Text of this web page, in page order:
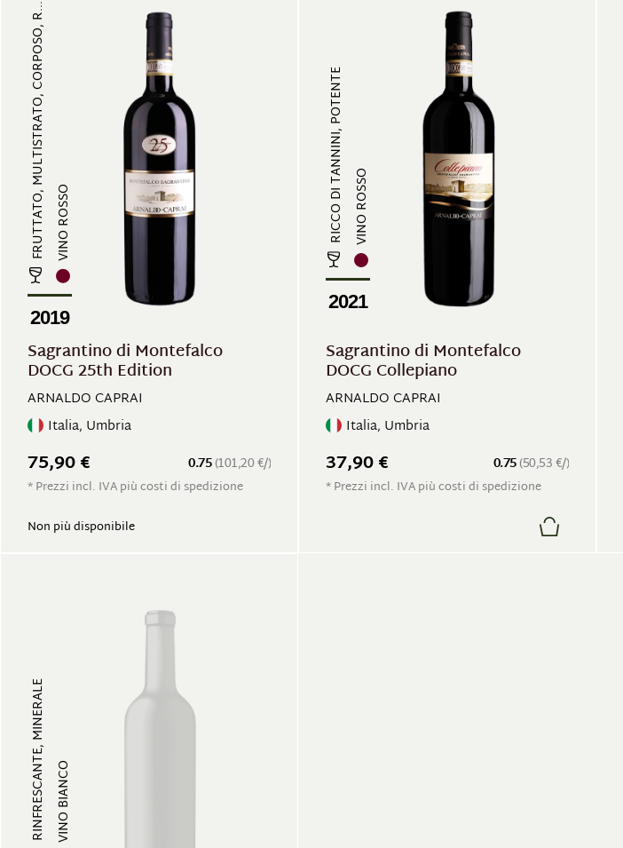
FRUTTATO, MULTISTRATO, CORPOSO, R...VINO ROSSO
2019
Sagrantino di Montefalco
DOCG 25th Edition
ARNALDO CAPRAI
Italia, Umbria
0.75(101,20 €/)
75,90 €
* Prezzi incl. IVA più costi di spedizione
Non più disponibile
RICCO DI TANNINI, POTENTEVINO ROSSO
2021
Sagrantino di Montefalco
DOCG Collepiano
ARNALDO CAPRAI
Italia, Umbria
0.75(50,53 €/)
37,90 €
* Prezzi incl. IVA più costi di spedizione
RINFRESCANTE, MINERALEVINO BIANCO